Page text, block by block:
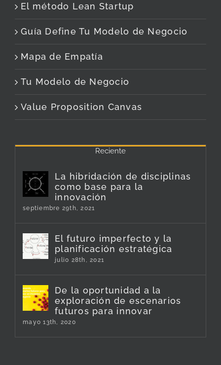
El método Lean Startup
Guía Define Tu Modelo de Negocio
Mapa de Empatía
Tu Modelo de Negocio
Value Proposition Canvas
Reciente
La hibridación de disciplinas
como base para la
innovación
septiembre 29th, 2021
El futuro imperfecto y la
planificación estratégica
julio 28th, 2021
De la oportunidad a la
exploración de escenarios
futuros para innovar
mayo 13th, 2020